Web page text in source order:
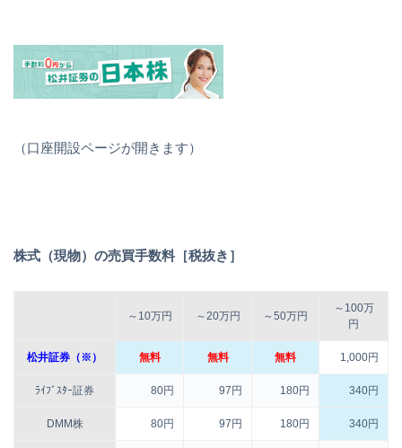
（口座開設ページが開きます）
株式（現物）の売買手数料［税抜き］
～10万円 ～20万円 ～50万円
～100万
円
松井証券（※） 無料 無料 無料 1,000円
ﾗｲﾌﾞｽﾀｰ証券 80円 97円 180円 340円
DMM株 80円 97円 180円 340円